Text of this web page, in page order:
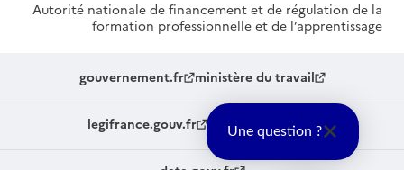
Autorité nationale de financement et de régulation de la
formation professionnelle et de l’apprentissage
gouvernement.fr ministère du travail
legifrance.gouv.fr service-public.fr
Une question ?